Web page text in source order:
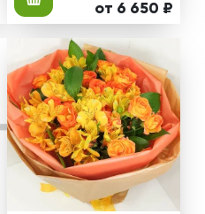
от 6 650 ₽